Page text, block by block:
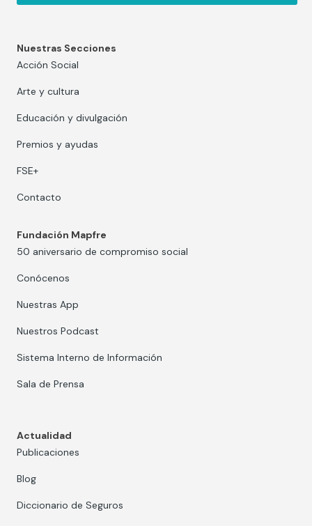
Nuestras Secciones
Acción Social
Arte y cultura
Educación y divulgación
Premios y ayudas
FSE+
Contacto
Fundación Mapfre
50 aniversario de compromiso social
Conócenos
Nuestras App
Nuestros Podcast
Sistema Interno de Información
Sala de Prensa
Actualidad
Publicaciones
Blog
Diccionario de Seguros